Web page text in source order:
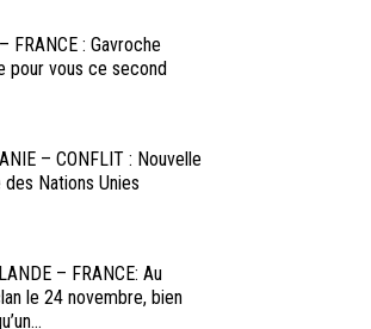
FRANCE : Gavroche
pour vous ce second
– CONFLIT : Nouvelle
Nations Unies
– FRANCE: Au
le 24 novembre, bien